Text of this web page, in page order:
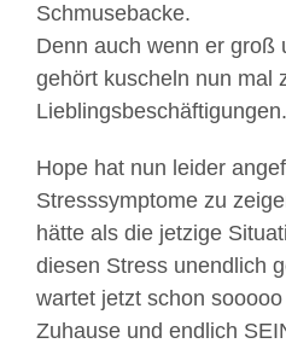
Schmusebacke.
Denn auch wenn er groß
gehört kuscheln nun mal
Lieblingsbeschäftigungen.
Hope hat nun leider
Stresssymptome zu
hätte als die jetzige
diesen Stress unendlich
wartet jetzt schon
Zuhause und endlich